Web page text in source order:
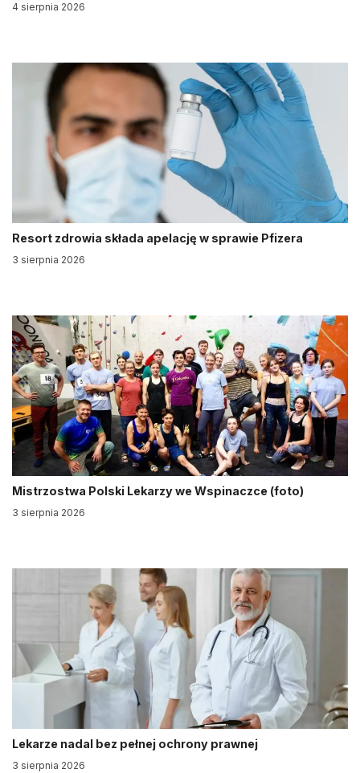
4 sierpnia 2026
Resort zdrowia składa apelację w sprawie Pfizera
3 sierpnia 2026
Mistrzostwa Polski Lekarzy we Wspinaczce (foto)
3 sierpnia 2026
Lekarze nadal bez pełnej ochrony prawnej
3 sierpnia 2026